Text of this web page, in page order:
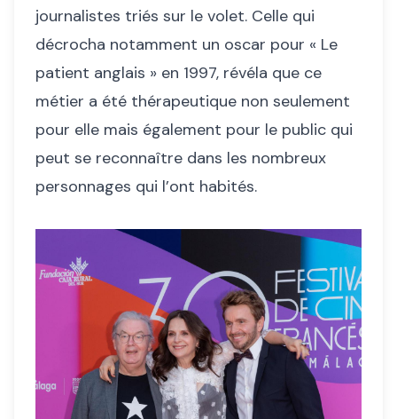
journalistes triés sur le volet. Celle qui
décrocha notamment un oscar pour « Le
patient anglais » en 1997, révéla que ce
métier a été thérapeutique non seulement
pour elle mais également pour le public qui
peut se reconnaître dans les nombreux
personnages qui l’ont habités.